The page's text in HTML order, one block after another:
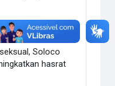
Dengan
dan
Soloco
hasrat